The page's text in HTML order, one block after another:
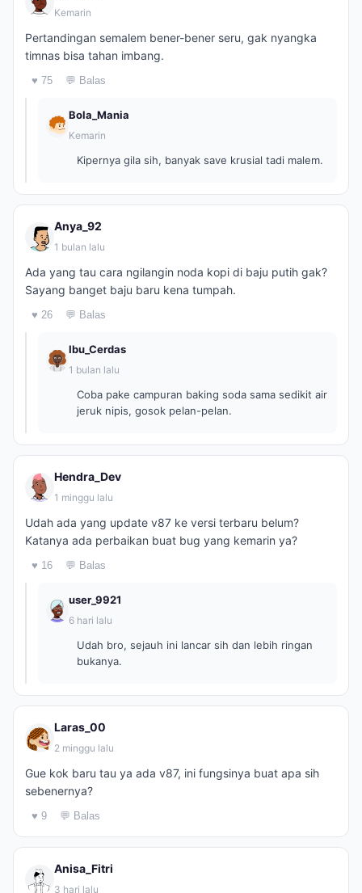
Kemarin
Pertandingan semalem bener-bener seru, gak nyangka
timnas bisa tahan imbang.
♥ 75 💬 Balas
Bola_Mania
Kemarin
Kipernya gila sih, banyak save krusial tadi malem.
Anya_92
1 bulan lalu
Ada yang tau cara ngilangin noda kopi di baju putih gak?
Sayang banget baju baru kena tumpah.
♥ 26 💬 Balas
Ibu_Cerdas
1 bulan lalu
Coba pake campuran baking soda sama sedikit air
jeruk nipis, gosok pelan-pelan.
Hendra_Dev
1 minggu lalu
Udah ada yang update v87 ke versi terbaru belum?
Katanya ada perbaikan buat bug yang kemarin ya?
♥ 16 💬 Balas
user_9921
6 hari lalu
Udah bro, sejauh ini lancar sih dan lebih ringan
bukanya.
Laras_00
2 minggu lalu
Gue kok baru tau ya ada v87, ini fungsinya buat apa sih
sebenernya?
♥ 9 💬 Balas
Anisa_Fitri
3 hari lalu